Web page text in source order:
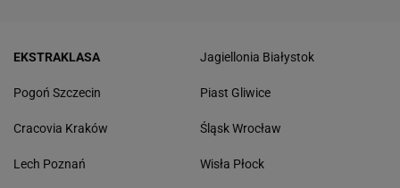
EKSTRAKLASA
Pogoń Szczecin
Cracovia Kraków
Lech Poznań
Jagiellonia Białystok
Piast Gliwice
Śląsk Wrocław
Wisła Płock